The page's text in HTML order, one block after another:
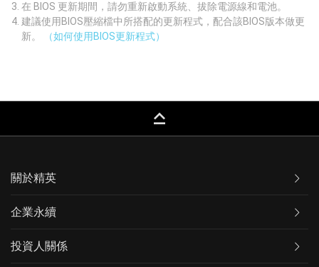
在 BIOS 更新期間，請勿重新啟動系統、拔除電源線和電池。
建議使用BIOS壓縮檔中所搭配的更新程式，配合該BIOS版本做更
新。
（如何使用BIOS更新程式）
keyboard_capslock
關於精英
企業永續
投資人關係